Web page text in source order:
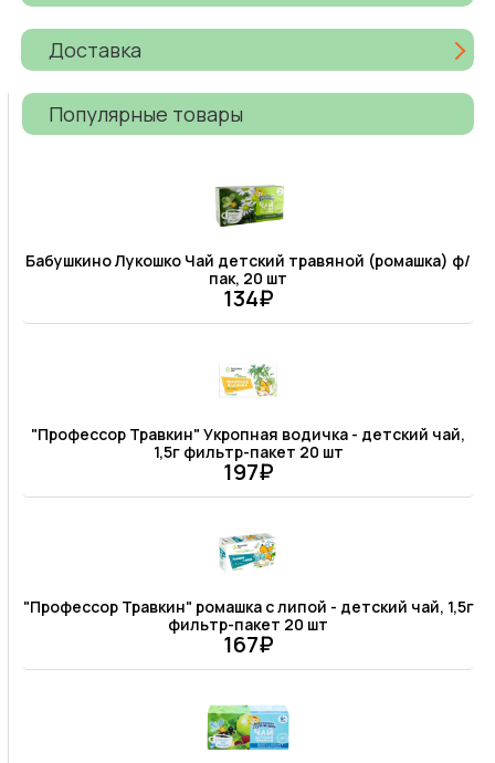
Доставка
Популярные товары
Бабушкино Лукошко Чай детский травяной (ромашка) ф/
пак, 20 шт
134₽
"Профессор Травкин" Укропная водичка - детский чай,
1,5г фильтр-пакет 20 шт
197₽
"Профессор Травкин" ромашка с липой - детский чай, 1,5г
фильтр-пакет 20 шт
167₽